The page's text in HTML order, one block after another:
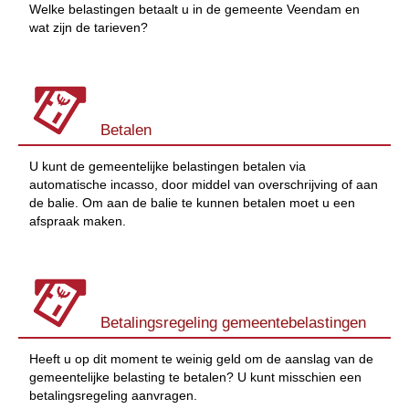
Welke belastingen betaalt u in de gemeente Veendam en
wat zijn de tarieven?
Betalen
U kunt de gemeentelijke belastingen betalen via
automatische incasso, door middel van overschrijving of aan
de balie. Om aan de balie te kunnen betalen moet u een
afspraak maken.
Betalingsregeling gemeentebelastingen
Heeft u op dit moment te weinig geld om de aanslag van de
gemeentelijke belasting te betalen? U kunt misschien een
betalingsregeling aanvragen.